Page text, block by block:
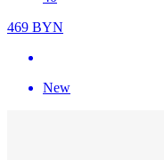
469 BYN
New